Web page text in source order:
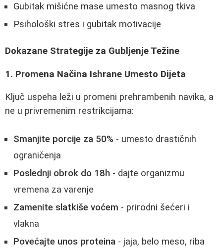
Gubitak mišićne mase umesto masnog tkiva
Psihološki stres i gubitak motivacije
Dokazane Strategije za Gubljenje Težine
1. Promena Načina Ishrane Umesto Dijeta
Ključ uspeha leži u promeni prehrambenih navika, a
ne u privremenim restrikcijama:
Smanjite porcije za 50% - umesto drastičnih
ograničenja
Poslednji obrok do 18h - dajte organizmu
vremena za varenje
Zamenite slatkiše voćem - prirodni šećeri i
vlakna
Povećajte unos proteina - jaja, belo meso, riba